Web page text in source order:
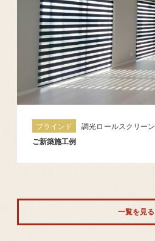
ブラインド
調光ロールスクリーン
ご新築施工例
一覧を見る